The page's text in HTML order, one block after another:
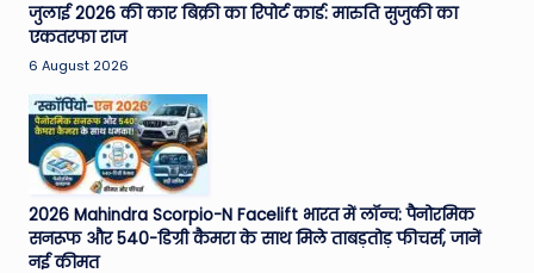
जुलाई 2026 की कार बिक्री का रिपोर्ट कार्ड: मारुति सुजुकी का
एकतरफा राज
6 August 2026
2026 Mahindra Scorpio-N Facelift भारत में लॉन्च: पैनोरमिक
सनरूफ और 540-डिग्री कैमरा के साथ मिले ताबड़तोड़ फीचर्स, जानें
नई कीमत